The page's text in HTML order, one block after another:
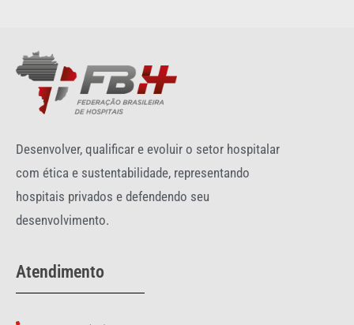
Desenvolver, qualificar e evoluir o setor hospitalar
com ética e sustentabilidade, representando
hospitais privados e defendendo seu
desenvolvimento.
Atendimento